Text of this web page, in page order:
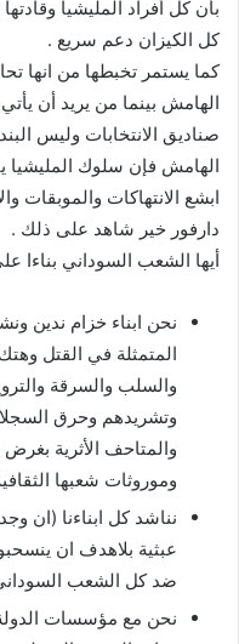
بأن كل أفراد المليشيا
كل الكيزان دعم سريع .
كما يستمر تخبطها من انها
الهامش بينما من يريد أن
صناديق الانتخابات وليس
الهامش فإن سلوك المليشيا
ابشع الانتهاكات والموبقات
دارفور خير شاهد على ذلك .
أيها الشعب السوداني بناءا
نحن ابناء خزام ندين
المتمثلة في القتل
والسلب والسرقة
وتشريدهم وحرق
والمتاحف الأثرية
وموروثات شعبها
نناشد كل ابناءنا (ان
عبثية بلاهدف ان
ضد كل الشعب
نحن مع مؤسسات